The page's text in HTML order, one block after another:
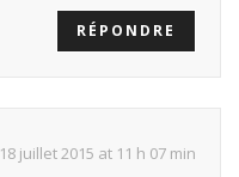
RÉPONDRE
18 juillet 2015 at 11 h 07 min